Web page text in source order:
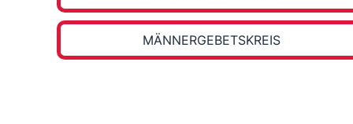
MÄNNER­GEBETS­KREIS